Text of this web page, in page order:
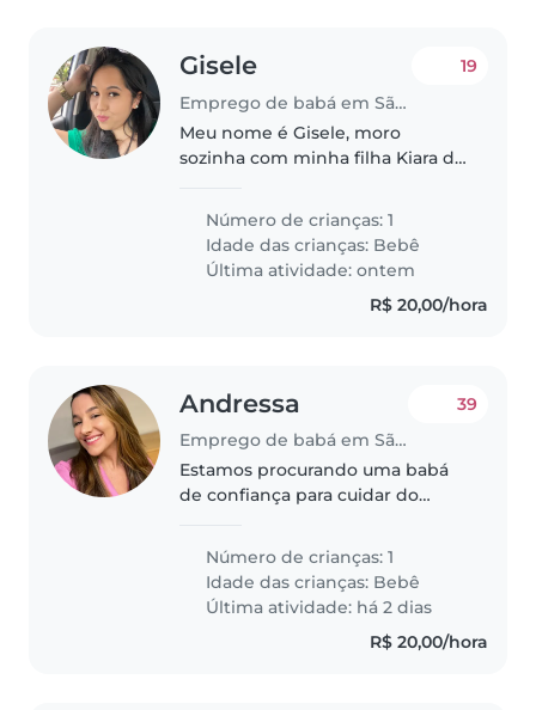
Gisele
Emprego de babá em São Paulo
19
Meu nome é Gisele, moro
sozinha com minha filha Kiara de
cantar, brincar, ouvir histórias e
comer rs. Eu trabalho em um..
Número de crianças: 1
Idade das crianças: Bebê
Última atividade: ontem
R$ 20,00/hora
Andressa
Emprego de babá em São Paulo
39
Estamos procurando uma babá
de confiança para cuidar do
inteligente, criativa e com bom
humor. Precisamos de alguém
que esteja confortável com
Número de crianças: 1
Idade das crianças: Bebê
Última atividade: há 2 dias
R$ 20,00/hora